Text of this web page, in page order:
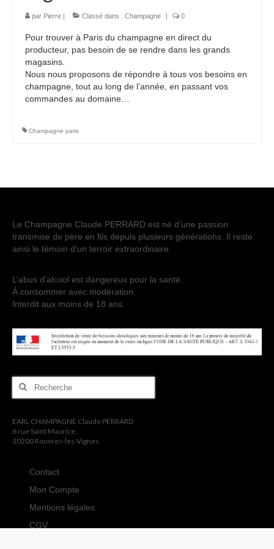
Etiquettes personnalisees
Actualités
Contact
par Pierre | Classé dans : Champagne | 0
Pour trouver à Paris du champagne en direct du
producteur, pas besoin de se rendre dans les grands
magasins.
Nous nous proposons de répondre à tous vos besoins en
champagne, tout au long de l’année, en passant vos
commandes au domaine…
Champagne paris
Le Champagne Claude PERRARD est né d’une passion
transmise de père en fils depuis plusieurs générations. Il reste
ainsi le témoin d’un terroir extraordinaire.
L’abus d’alcool est dangereux pour la santé.
À consommer avec modération.
Interdit aux moins de 18 ans.
Rechercher
EARL CHAMPAGNE Claude PERRARD
6 rue Saint Maurice,
10200 Rouvres-les-Vignes
Contact
Mon Compte
Mentions légales
CGV